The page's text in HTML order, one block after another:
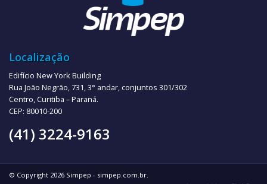
Localização
Edifício New York Building
Rua João Negrão, 731, 3° andar, conjuntos 301/302
Centro, Curitiba – Paraná.
CEP: 80010-200
(41) 3224-9163
© Copyright 2026 Simpep - simpep.com.br.